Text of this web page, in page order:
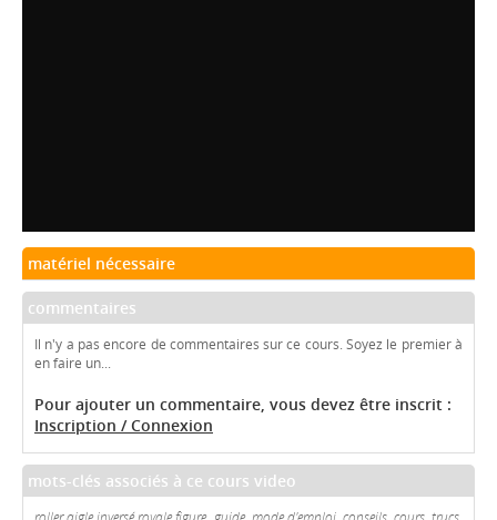
matériel nécessaire
commentaires
Il n'y a pas encore de commentaires sur ce cours. Soyez le premier à
en faire un...
Pour ajouter un commentaire, vous devez être inscrit :
Inscription / Connexion
mots-clés associés à ce cours video